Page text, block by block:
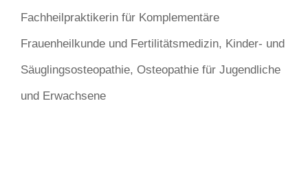
Fachheilpraktikerin für Komplementäre
Frauenheilkunde und Fertilitätsmedizin, Kinder- und
Säuglingsosteopathie, Osteopathie für Jugendliche
und Erwachsene